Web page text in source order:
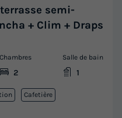
semi-
+ Clim + Draps
Chambres
2
Salle de bain
1
Cafetière